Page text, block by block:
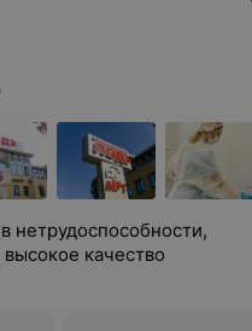
нетрудоспособности,
качество